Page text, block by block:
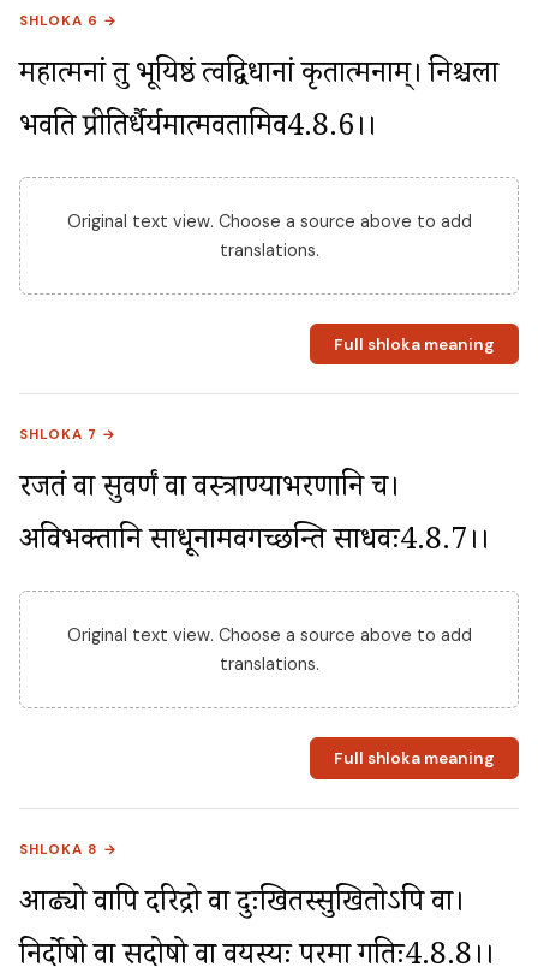
SHLOKA 6 →
महात्मनां तु भूयिष्ठं त्वद्विधानां कृतात्मनाम्। निश्चला
भवति प्रीतिर्धैर्यमात्मवतामिव4.8.6।।
Original text view. Choose a source above to add
translations.
Full shloka meaning
SHLOKA 7 →
रजतं वा सुवर्णं वा वस्त्राण्याभरणानि च।
अविभक्तानि साधूनामवगच्छन्ति साधवः4.8.7।।
Original text view. Choose a source above to add
translations.
Full shloka meaning
SHLOKA 8 →
आढ्यो वापि दरिद्रो वा दुःखितस्सुखितोऽपि वा।